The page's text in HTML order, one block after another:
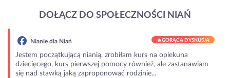
DOŁĄCZ DO SPOŁECZNOŚCI NIAŃ
Nianie dla Niań 🔥GORĄCA DYSKUSJA
Jestem początkującą nianią, zrobiłam kurs na opiekuna
dziecięcego, kurs pierwszej pomocy również, ale zastanawiam
się nad stawką jaką zaproponować rodzinie...